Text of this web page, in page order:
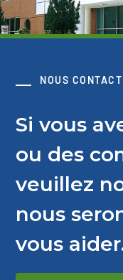
NOUS
Si vous
ou des
veuillez
nous
vous